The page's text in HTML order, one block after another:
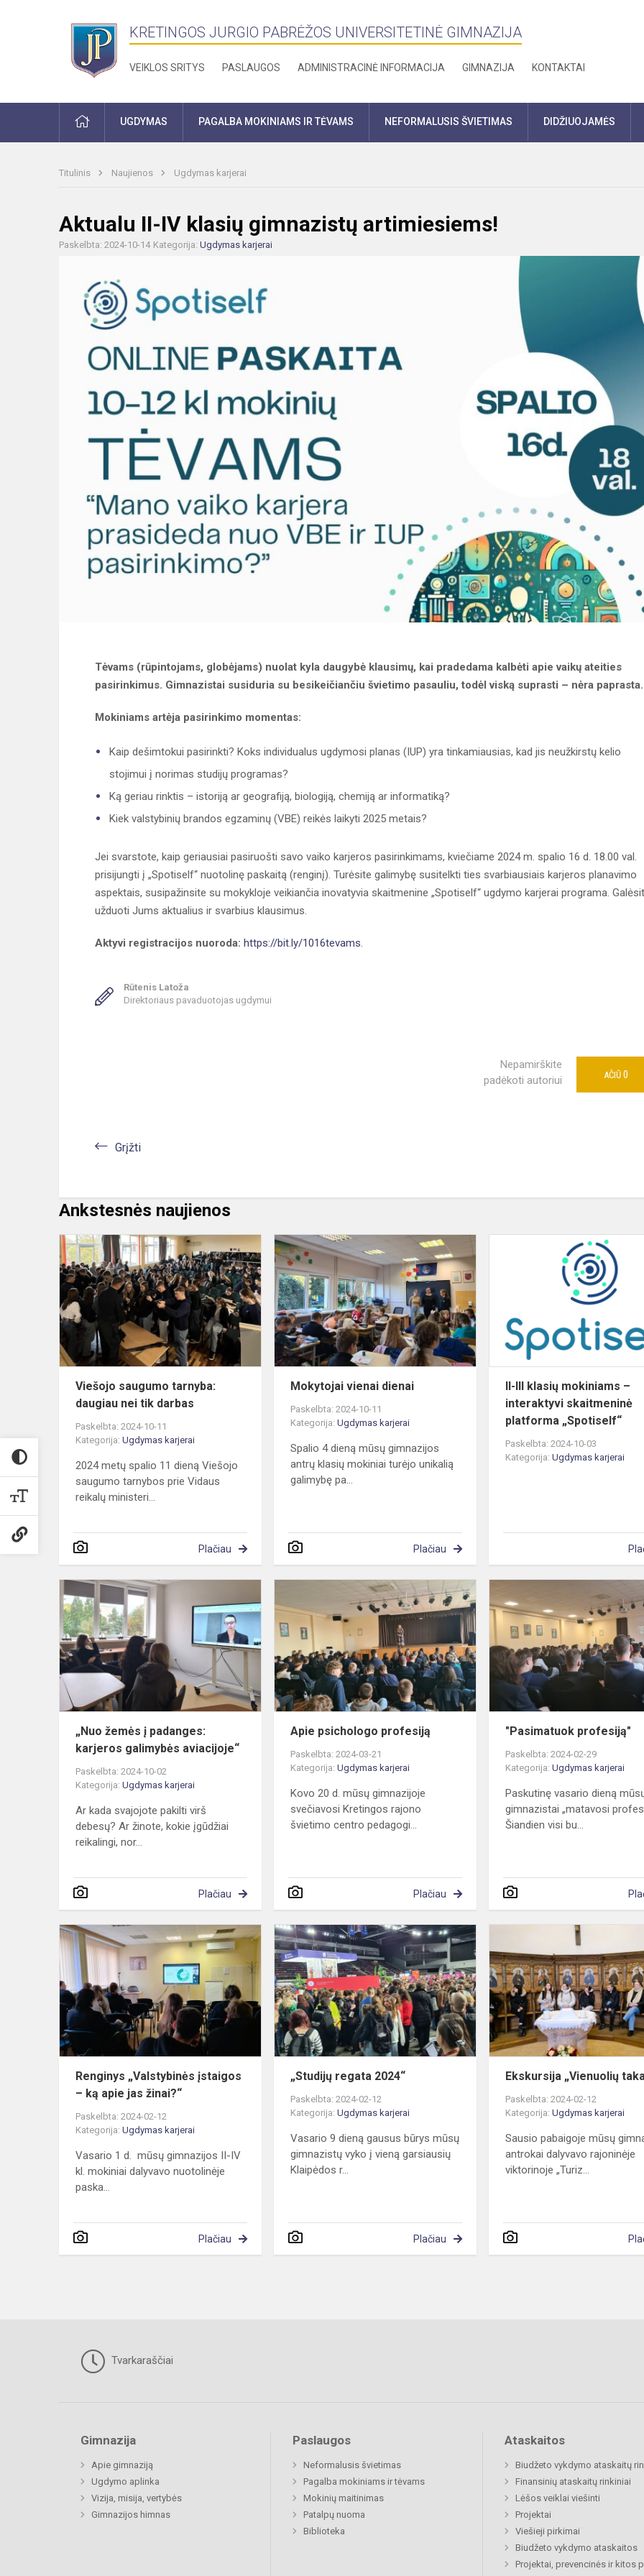
KRETINGOS JURGIO PABRĖŽOS UNIVERSITETINĖ GIMNAZIJA
VEIKLOS SRITYS PASLAUGOS ADMINISTRACINĖ INFORMACIJA GIMNAZIJA KONTAKTAI
PRADŽIAUGDYMAS PAGALBA MOKINIAMS IR TĖVAMS NEFORMALUSIS ŠVIETIMAS DIDŽIUOJAMĖS
Titulinis Naujienos Ugdymas karjerai
Aktualu II-IV klasių gimnazistų artimiesiems!
Paskelbta: 2024-10-14 Kategorija: Ugdymas karjerai
Tėvams (rūpintojams, globėjams) nuolat kyla daugybė klausimų, kai pradedama kalbėti apie vaikų ateities
pasirinkimus. Gimnazistai susiduria su besikeičiančiu švietimo pasauliu, todėl viską suprasti – nėra
Mokiniams artėja pasirinkimo momentas:
Kaip dešimtokui pasirinkti? Koks individualus ugdymosi planas (IUP) yra tinkamiausias, kad jis neužkirstų kelio
stojimui į norimas studijų programas?
Ką geriau rinktis – istoriją ar geografiją, biologiją, chemiją ar informatiką?
Kiek valstybinių brandos egzaminų (VBE) reikės laikyti 2025 metais?
Jei svarstote, kaip geriausiai pasiruošti savo vaiko karjeros pasirinkimams, kviečiame 2024 m. spalio 16 d. 18.00 val.
prisijungti į „Spotiself“ nuotolinę paskaitą (renginį). Turėsite galimybę susitelkti ties svarbiausiais karjeros planavimo
aspektais, susipažinsite su mokykloje veikiančia inovatyvia skaitmenine „Spotiself“ ugdymo karjerai programa.
užduoti Jums aktualius ir svarbius klausimus.
Aktyvi registracijos nuoroda: https://bit.ly/1016tevams.
Rūtenis Latoža
Direktoriaus pavaduotojas ugdymui
Nepamirškite
padėkoti autoriui
AČIŪ 0
Grįžti
Ankstesnės naujienos
Viešojo
saugumo
tarnyba:
daugiau
nei
tik
darbas
Viešojo saugumo tarnyba:
daugiau nei tik darbas
Paskelbta: 2024-10-11
Kategorija: Ugdymas karjerai
2024 metų spalio 11 dieną Viešojo
saugumo tarnybos prie Vidaus
reikalų ministeri...
Plačiau
vienai
Mokytojai vienai dienai
Paskelbta: 2024-10-11
Kategorija:Ugdymas karjerai
Spalio 4 dieną mūsų gimnazijos
antrų klasių mokiniai turėjo unikalią
galimybę pa...
Plačiau
II-III klasių mokiniams –
interaktyvi skaitmeninė
platforma „Spotiself“
Paskelbta: 2024-10-03
Kategorija:Ugdymas karjerai
žemės
į
padanges:
karjeros
galimybės
aviacijoje“
„Nuo žemės į padanges:
karjeros galimybės aviacijoje“
Paskelbta: 2024-10-02
Kategorija: Ugdymas karjerai
Ar kada svajojote pakilti virš
debesų? Ar žinote, kokie įgūdžiai
reikalingi, nor...
Plačiau
psichologo
profesiją
Apie psichologo profesiją
Paskelbta: 2024-03-21
Kategorija:Ugdymas karjerai
Kovo 20 d. mūsų gimnazijoje
svečiavosi Kretingos rajono
švietimo centro pedagogi...
Plačiau
"Pasimatuok profesiją"
Paskelbta: 2024-02-29
Kategorija:Ugdymas karjerai
Paskutinę vasario dieną
gimnazistai „matavosi
Šiandien visi bu...
Renginys
„Valstybinės
įstaigos
apie
jas
žinai?“
Renginys „Valstybinės įstaigos
– ką apie jas žinai?“
Paskelbta: 2024-02-12
Kategorija: Ugdymas karjerai
Vasario 1 d. mūsų gimnazijos II-IV
kl. mokiniai dalyvavo nuotolinėje
paska...
Plačiau
„Studijų
regata
2024“
„Studijų regata 2024“
Paskelbta: 2024-02-12
Kategorija:Ugdymas karjerai
Vasario 9 dieną gausus būrys mūsų
gimnazistų vyko į vieną garsiausių
Klaipėdos r...
Plačiau
Ekskursija „Vienuolių
Paskelbta: 2024-02-12
Kategorija:Ugdymas karjerai
Sausio pabaigoje mūsų
antrokai dalyvavo rajoninėje
viktorinoje „Turiz...
Tvarkaraščiai
Gimnazija
Apie gimnaziją
Ugdymo aplinka
Vizija, misija, vertybės
Gimnazijos himnas
Paslaugos
Neformalusis švietimas
Pagalba mokiniams ir tėvams
Mokinių maitinimas
Patalpų nuoma
Biblioteka
Ataskaitos
Biudžeto vykdymo ataskaitų
Finansinių ataskaitų rinkiniai
Lėšos veiklai viešinti
Projektai
Viešieji pirkimai
Biudžeto vykdymo ataskaitos
Projektai, prevencinės ir kitos